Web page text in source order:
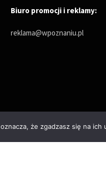
Biuro promocji i reklamy:
reklama@wpoznaniu.pl
że zgadzasz się na ich